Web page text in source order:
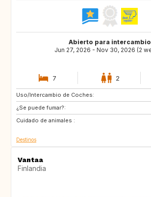
Abierto para intercambio
Jun 27, 2026 - Nov 30, 2026 (2
7 2
Uso/Intercambio de Coches:
¿Se puede fumar?:
Cuidado de animales :
IT
SI
PT
Destinos
Vantaa
Finlandia